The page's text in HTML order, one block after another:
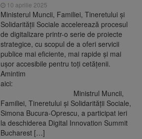
10 aprilie 2025
Ministerul Muncii, Familiei, Tineretului și
Solidarității Sociale accelerează procesul
de digitalizare printr-o serie de proiecte
strategice, cu scopul de a oferi servicii
publice mai eficiente, mai rapide și mai
ușor accesibile pentru toți cetățenii.
Amintim
aici:
Ministrul Muncii,
Familiei, Tineretului și Solidarității Sociale,
Simona Bucura-Oprescu, a participat ieri
la deschiderea Digital Innovation Summit
Bucharest […]